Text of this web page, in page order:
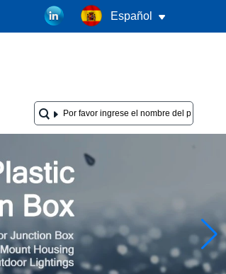
Español